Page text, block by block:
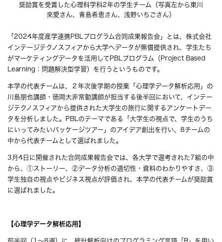
奨励賞を受賞した心理科学科2年の学生チーム（写真左から東川
來愛さん、⻘島希恵さん、浅野いちごさん）
「2024年度産学連携PBLプログラム合同成果報告会」とは、株式会社
インテージテクノスフィアから大学へデータが無償提供され、学生たち
がマーケティングデータを活用してPBLプログラム（Project Based
Learning：問題解決型学習）を行うというものです。
本学の代表チームは、２年次後学期の授業「心理学データ解析応用」の
川島朋也講師・徳岡大非常勤講師が担当する後半回において、インテー
ジテクノスフィアから提供された大学生の旅行に関するアンケートデー
タを分析しました。PBLのテーマである「大学生の視点で、学生のうち
にいってみたいパッケージツアー」のアイデア創出を行い、8チームの
中から代表チームとして選ばれました。
3月4日に開催された合同成果報告会では、各大学で選考された7組の中
から、①ストーリー、②データ分析の適切性・資料のわかりやすさ、③
学生独自の視点やビジネス視点が評価され、本学の代表チームが奨励賞
に選ばれました。
【心理学データ解析応用】